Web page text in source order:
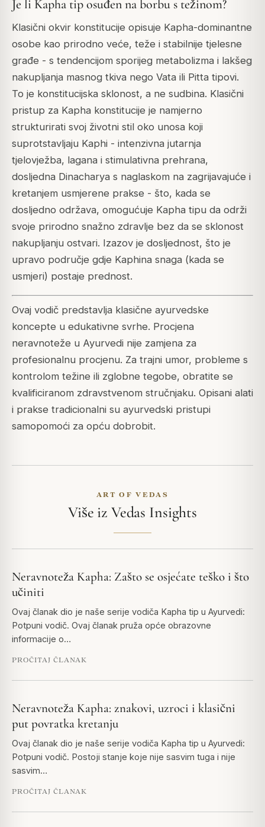
Je li Kapha tip osuđen na borbu s težinom?
Klasični okvir konstitucije opisuje Kapha-dominantne
osobe kao prirodno veće, teže i stabilnije tjelesne
građe - s tendencijom sporijeg metabolizma i lakšeg
nakupljanja masnog tkiva nego Vata ili Pitta tipovi.
To je konstitucijska sklonost, a ne sudbina. Klasični
pristup za Kapha konstitucije je namjerno
strukturirati svoj životni stil oko unosa koji
suprotstavljaju Kaphi - intenzivna jutarnja
tjelovježba, lagana i stimulativna prehrana,
dosljedna Dinacharya s naglaskom na zagrijavajuće i
kretanjem usmjerene prakse - što, kada se
dosljedno održava, omogućuje Kapha tipu da održi
svoje prirodno snažno zdravlje bez da se sklonost
nakupljanju ostvari. Izazov je dosljednost, što je
upravo područje gdje Kaphina snaga (kada se
usmjeri) postaje prednost.
Ovaj vodič predstavlja klasične ayurvedske
koncepte u edukativne svrhe. Procjena
neravnoteže u Ayurvedi nije zamjena za
profesionalnu procjenu. Za trajni umor, probleme s
kontrolom težine ili zglobne tegobe, obratite se
kvalificiranom zdravstvenom stručnjaku. Opisani alati
i prakse tradicionalni su ayurvedski pristupi
samopomoći za opću dobrobit.
ART OF VEDAS
Više iz Vedas Insights
Neravnoteža Kapha: Zašto se osjećate teško i što
učiniti
Ovaj članak dio je naše serije vodiča Kapha tip u Ayurvedi:
Potpuni vodič. Ovaj članak pruža opće obrazovne
informacije o…
PROČITAJ ČLANAK
Neravnoteža Kapha: znakovi, uzroci i klasični
put povratka kretanju
Ovaj članak dio je naše serije vodiča Kapha tip u Ayurvedi:
Potpuni vodič. Postoji stanje koje nije sasvim tuga i nije
sasvim…
PROČITAJ ČLANAK